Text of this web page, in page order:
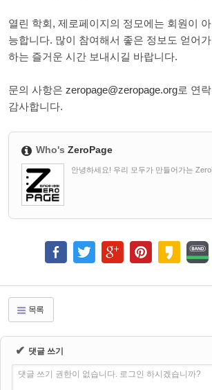
열린 학회, 제로페이지의 정모에는 회원이
능합니다. 많이 참여해서 좋은 정보도 얻어
하는 즐거운 시간 보내시길 바랍니다.
문의 사항은 zeropage@zeropage.org로 연
감사합니다.
Who'sZeroPage
안녕하세요! 우리 모두가 만들어가는
목록
✔ 댓글 쓰기
댓글 쓰기 권한이 없습니다. 로그인 하시겠습니까?